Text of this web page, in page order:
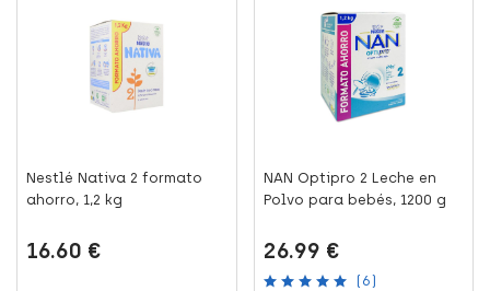
Nestlé Nativa 2 formato
ahorro, 1,2 kg
16.60 €
NAN Optipro 2 Leche en
Polvo para bebés, 1200 g
26.99 €
(6)